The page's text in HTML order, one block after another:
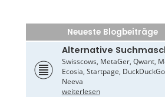
Neueste Blogbeiträge
Alternative
Swisscows, MetaGer, Qwant,
Ecosia, Startpage,
Neeva
weiterlesen